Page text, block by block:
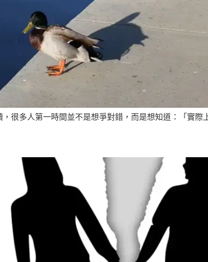
很多人第一時間並不是想爭對錯，而是想知道：「實